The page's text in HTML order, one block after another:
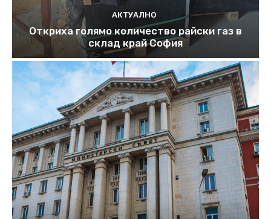
АКТУАЛНО
Откриха голямо количество райски газ в
склад край София